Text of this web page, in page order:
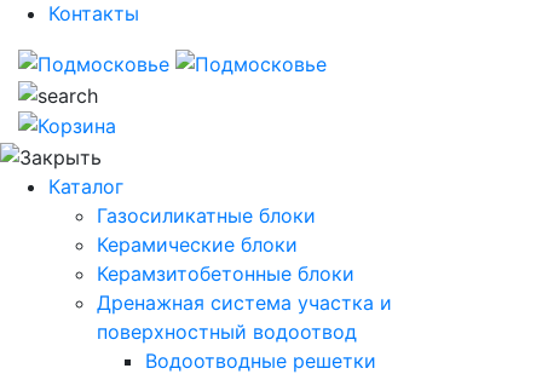
Контакты
Каталог
Газосиликатные блоки
Керамические блоки
Керамзитобетонные блоки
Дренажная система участка и
поверхностный водоотвод
Водоотводные решетки